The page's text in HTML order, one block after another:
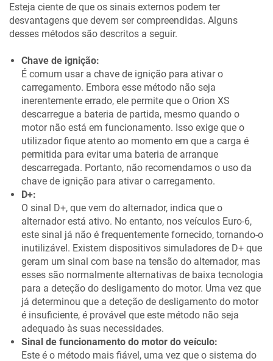
Esteja ciente de que os sinais externos podem ter
desvantagens que devem ser compreendidas. Alguns
desses métodos são descritos a seguir.
Chave de ignição:
É comum usar a chave de ignição para ativar o
carregamento. Embora esse método não seja
inerentemente errado, ele permite que o Orion XS
descarregue a bateria de partida, mesmo quando o
motor não está em funcionamento. Isso exige que o
utilizador fique atento ao momento em que a carga é
permitida para evitar uma bateria de arranque
descarregada. Portanto, não recomendamos o uso da
chave de ignição para ativar o carregamento.
D+:
O sinal D+, que vem do alternador, indica que o
alternador está ativo. No entanto, nos veículos Euro-6,
este sinal já não é frequentemente fornecido, tornando-o
inutilizável. Existem dispositivos simuladores de D+ que
geram um sinal com base na tensão do alternador, mas
esses são normalmente alternativas de baixa tecnologia
para a deteção do desligamento do motor. Uma vez que
já determinou que a deteção de desligamento do motor
é insuficiente, é provável que este método não seja
adequado às suas necessidades.
Sinal de funcionamento do motor do veículo:
Este é o método mais fiável, uma vez que o sistema do